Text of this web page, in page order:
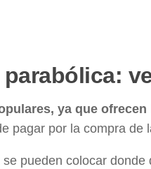
ya que
pagar por la compra de
pueden colocar